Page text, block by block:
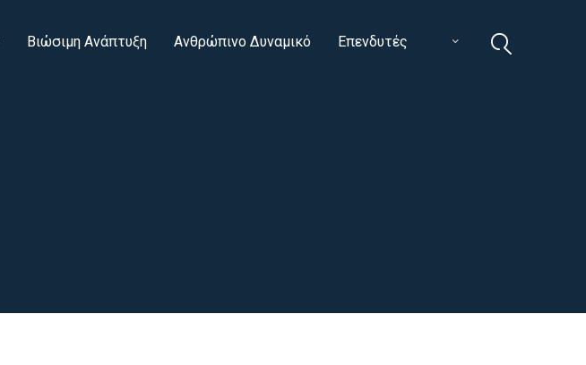
Βιώσιμη Ανάπτυξη Ανθρώπινο Δυναμικό Επενδυτές